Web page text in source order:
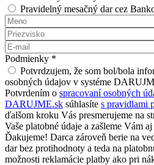
Pravidelný mesačný dar cez
Meno
Priezvisko
E-mail
Podmienky *
Potvrdzujem, že som bol/bola
osobných údajov v systéme
Potvrdením o spracovaní osobných
DARUJME.sk súhlasíte s pravidlami
ďalšom kroku Vás presmerujeme na
Vaše platobné údaje a zašleme Vám
Ďakujeme! Darca zároveň berie na
dar bez protihodnoty a teda na
možnosti reklamácie platby ako pri